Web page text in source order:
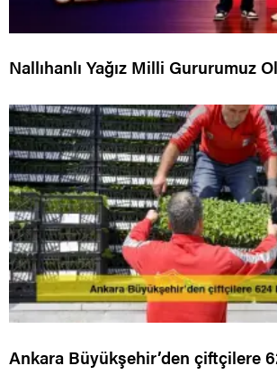
Nallıhanlı Yağız Milli Gururumuz
Ankara Büyükşehir’den çiftçilere